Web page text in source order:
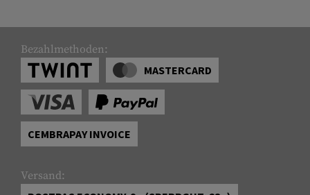
Bezahlmethoden:
MASTERCARD
CEMBRAPAY INVOICE
Versand: